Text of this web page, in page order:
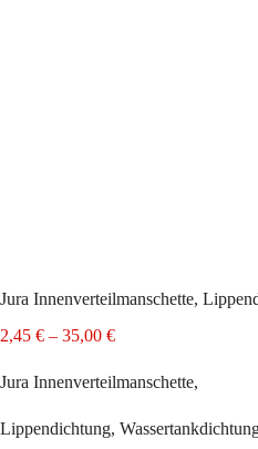
Jura Innenverteilmanschette,
2,45 € – 35,00 €Preisspanne:
bis
35,00 €
Jura Innenverteilmanschette,
Lippendichtung,